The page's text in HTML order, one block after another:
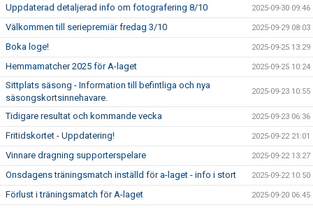
Uppdaterad detaljerad info om fotografering 8/10 2025-09-30 09:46
Välkommen till seriepremiär fredag 3/10 2025-09-29 08:03
Boka loge! 2025-09-25 13:29
Hemmamatcher 2025 för A-laget 2025-09-25 10:24
Sittplats säsong - Information till befintliga och nya
säsongskortsinnehavare.
2025-09-23 10:55
Tidigare resultat och kommande vecka 2025-09-23 06:36
Fritidskortet - Uppdatering! 2025-09-22 21:01
Vinnare dragning supporterspelare 2025-09-22 13:27
Onsdagens träningsmatch inställd för a-laget - info i stort 2025-09-22 10:50
Förlust i träningsmatch för A-laget 2025-09-20 06:45